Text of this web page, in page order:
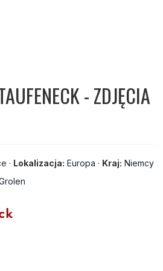
- ZDJĘCIA
· Lokalizacja: Europa · Kraj: Niemcy